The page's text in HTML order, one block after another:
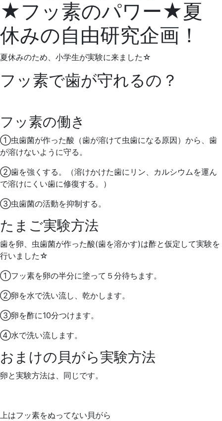
月
23
歯
科
ニ
ッ
★フッ素のパワー★夏
休みの自由研究企画！
夏休みのため、小学生が実験に来ました☆
フッ素で歯が守れるの？
フッ素の働き
①虫歯菌が作った酸（歯が溶けて虫歯になる原因）から、歯
が溶けないように守る。
②歯を強くする。（溶けかけた歯にリン、カルシウムを運ん
で溶けにくい歯に修復する。）
③虫歯菌の活動を抑制する。
たまご実験方法
歯を卵、虫歯菌が作った酸(歯を溶かす)は酢と仮定して実験を
行いました☆
①フッ素を卵の半分に塗って５分待ちます。
②卵を水で洗い流し、乾かします。
③卵を酢に10分つけます。
④水で洗い流します。
おまけの貝がら実験方法
卵と実験方法は、同じです。
上はフッ素をぬってない貝がら